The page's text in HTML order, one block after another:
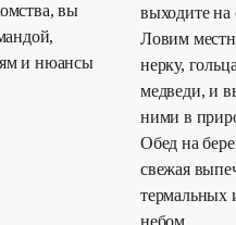
сплав на лодках.
рыбу, кижуча,
часто выходят
за